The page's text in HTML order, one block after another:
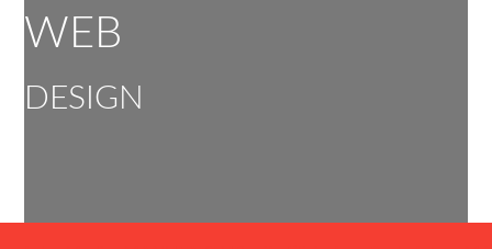
WEB
DESIGN